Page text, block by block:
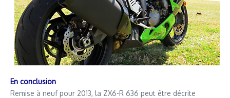
En conclusion
Remise à neuf pour 2013, la ZX6-R 636 peut être décrite